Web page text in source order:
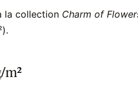
la collection Charm of